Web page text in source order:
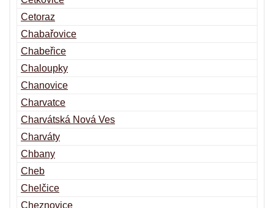
Cetoraz
Chabařovice
Chabeřice
Chaloupky
Chanovice
Charvatce
Charvátská Nová Ves
Charváty
Chbany
Cheb
Chelčice
Cheznovice